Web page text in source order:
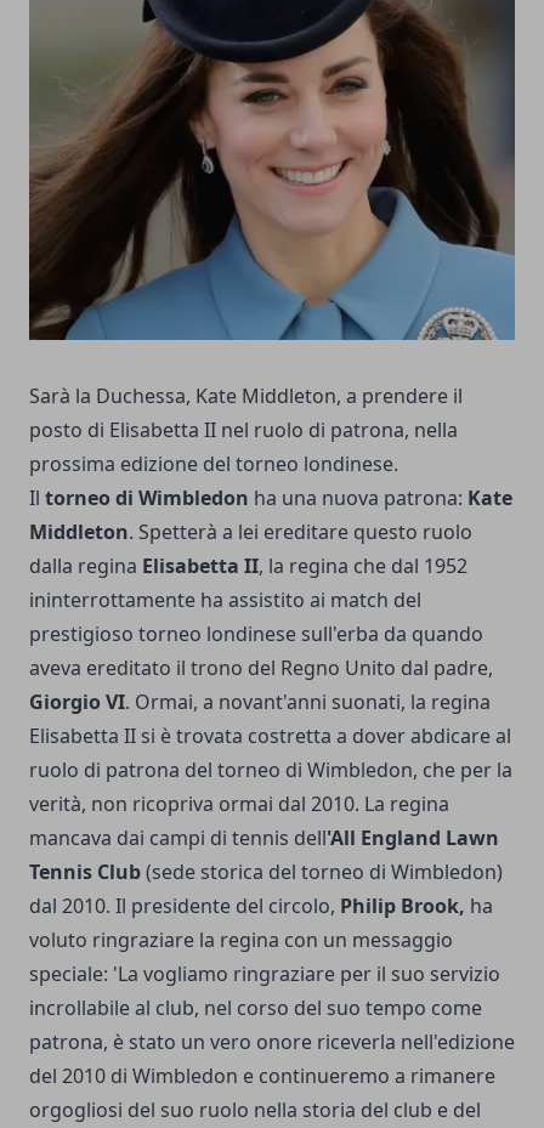
Sarà la Duchessa, Kate Middleton, a prendere il
posto di Elisabetta II nel ruolo di patrona, nella
prossima edizione del torneo londinese.
Il torneo di Wimbledon ha una nuova patrona: Kate
Middleton. Spetterà a lei ereditare questo ruolo
dalla regina Elisabetta II, la regina che dal 1952
ininterrottamente ha assistito ai match del
prestigioso torneo londinese sull'erba da quando
aveva ereditato il trono del Regno Unito dal padre,
Giorgio VI. Ormai, a novant'anni suonati, la regina
Elisabetta II si è trovata costretta a dover abdicare al
ruolo di patrona del torneo di Wimbledon, che per la
verità, non ricopriva ormai dal 2010. La regina
mancava dai campi di tennis dell'All England Lawn
Tennis Club(sede storica del torneo di Wimbledon)
dal 2010. Il presidente del circolo, Philip Brook, ha
voluto ringraziare la regina con un messaggio
speciale: 'La vogliamo ringraziare per il suo servizio
incrollabile al club, nel corso del suo tempo come
patrona, è stato un vero onore riceverla nell'edizione
del 2010 di Wimbledon e continueremo a rimanere
orgogliosi del suo ruolo nella storia del club e del